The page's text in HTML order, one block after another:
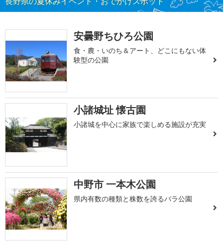
安曇野ちひろ公園
食・農・いのち＆アート、どこにもない体
験型の公園
小諸城址 懐古園
小諸城を中心に家族で楽しめる施設が充実
中野市 一本木公園
県内有数の種類と株数を誇るバラ公園